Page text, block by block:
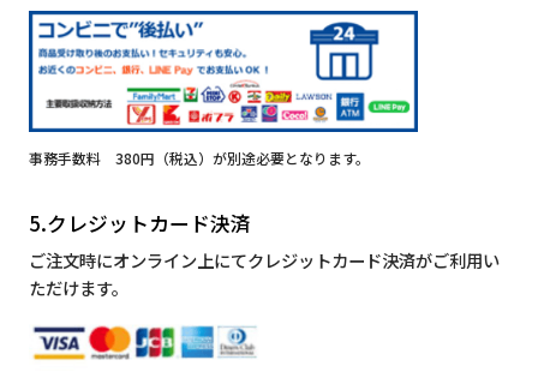
事務手数料 380円（税込）が別途必要となります。
5.クレジットカード決済
ご注文時にオンライン上にてクレジットカード決済がご利用い
ただけます。